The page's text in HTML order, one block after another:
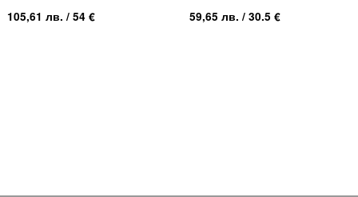
105,61 лв. / 54 € 59,65лв. / 30.5 €